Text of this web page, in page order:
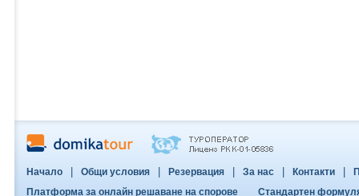
Начало Общи условия Резервация За нас Контакти
Платформа за онлайн решаване на спорове
Стандартен